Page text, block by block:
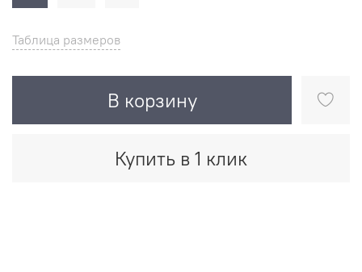
Таблица размеров
В корзину
Купить в 1 клик